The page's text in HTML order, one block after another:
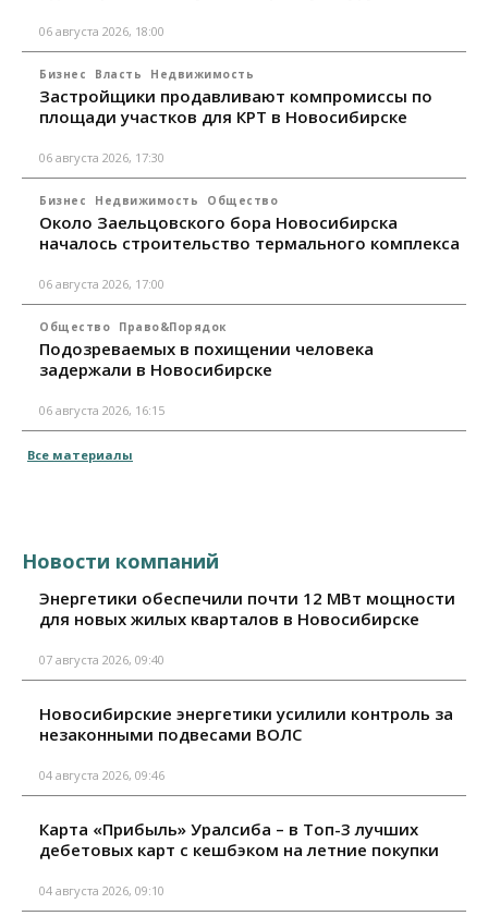
06 августа 2026, 18:00
Бизнес Власть Недвижимость
Застройщики продавливают компромиссы по
площади участков для КРТ в Новосибирске
06 августа 2026, 17:30
Бизнес Недвижимость Общество
Около Заельцовского бора Новосибирска
началось строительство термального комплекса
06 августа 2026, 17:00
Общество Право&Порядок
Подозреваемых в похищении человека
задержали в Новосибирске
06 августа 2026, 16:15
Все материалы
Новости компаний
Энергетики обеспечили почти 12 МВт мощности
для новых жилых кварталов в Новосибирске
07 августа 2026, 09:40
Новосибирские энергетики усилили контроль за
незаконными подвесами ВОЛС
04 августа 2026, 09:46
Карта «Прибыль» Уралсиба – в Топ-3 лучших
дебетовых карт с кешбэком на летние покупки
04 августа 2026, 09:10